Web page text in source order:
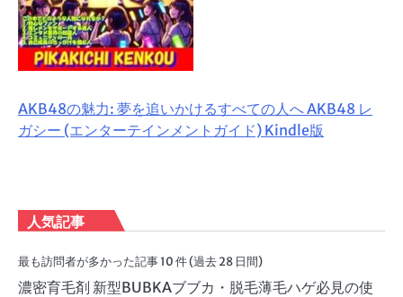
AKB48の魅力: 夢を追いかけるすべての人へ AKB48 レ
ガシー (エンターテインメントガイド) Kindle版
人気記事
最も訪問者が多かった記事 10 件 (過去 28 日間)
濃密育毛剤 新型BUBKAブブカ・脱毛薄毛ハゲ必見の使